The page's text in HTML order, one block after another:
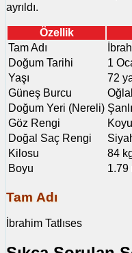
ayrıldı.
Özellik
Tam Adı
Doğum Tarihi
1
Yaşı
72
Güneş Burcu
Doğum Yeri (Nereli)
Göz Rengi
Doğal Saç Rengi
Kilosu
84
Boyu
1.79
Tam Adı
İbrahim Tatlıses